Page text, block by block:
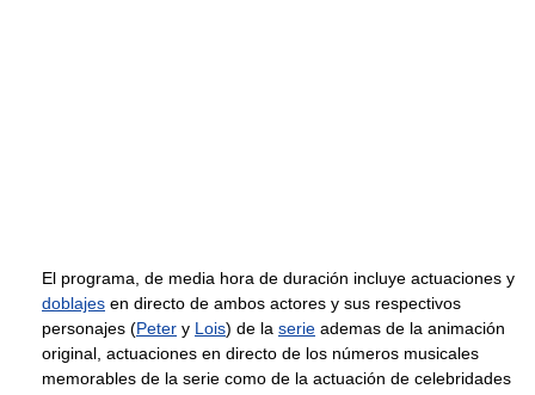
El programa, de media hora de duración incluye actuaciones y
doblajes en directo de ambos actores y sus respectivos
personajes (Peter y Lois) de la serie ademas de la animación
original, actuaciones en directo de los números musicales
memorables de la serie como de la actuación de celebridades